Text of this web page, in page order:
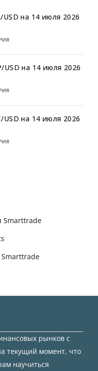
USD на 14 июля 2026
USD на 14 июля 2026
USD на 14 июля 2026
Smarttrade
рынков с
текущий момент, что
научиться